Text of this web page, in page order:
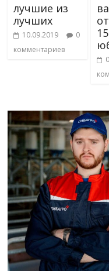
лучшие из
лучших
10.09.2019
0
комментариев